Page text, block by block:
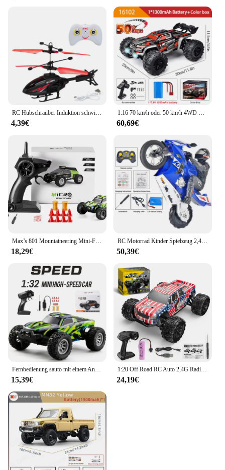
RC Hubschrauber Induktion schwimmende Fahrzeug Flugzeug mit Lichtern Geste Fernbedienung Flugzeug Kinderspiel zeug für Kinder Weihnachts geschenke
4,39€
1:16 70 km/h oder 50 km/h 4WD RC Auto mit LED-Fernbedienung Autos Hochgeschwindigkeits-Drift Monster 4x4 LKW für Kinder vs Wltoys 144001 Spielzeug
60,69€
18,29€
RC Motorrad Kinder Spielzeug 2,4g Fernbedienung Motorrad Hoch geschwindigkeit rennen Drift Stunt Auto Spielzeug für Jungen Kinder Spielzeug Kinder Geschenke
50,39€
15,39€
1:20 Off Road RC Auto 2,4G Radio Fernbedienung Autos RTR High Speed Klettern Drift Fernbedienung Monster Truck Spielzeug für Kinder
24,19€